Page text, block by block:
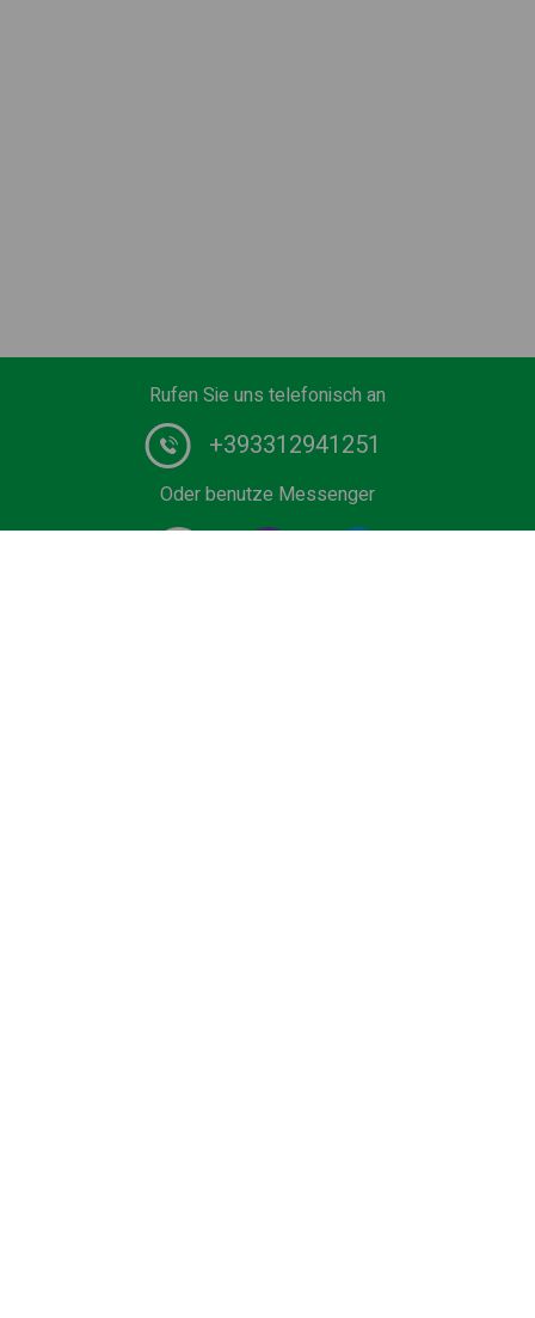
Rufen Sie uns telefonisch an
+393312941251
Oder benutze Messenger